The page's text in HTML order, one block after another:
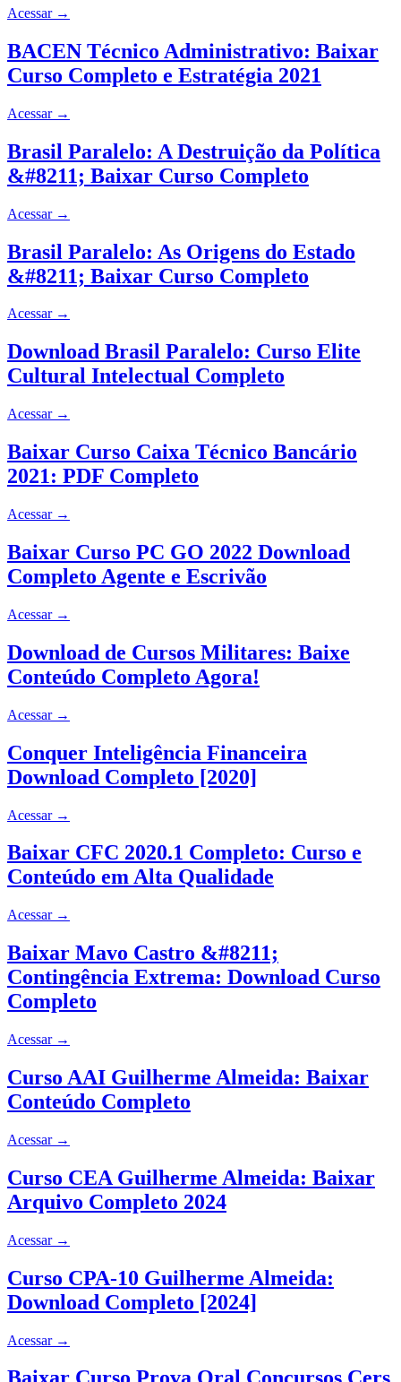
Acessar →
BACEN Técnico Administrativo: Baixar
Curso Completo e Estratégia 2021
Acessar →
Brasil Paralelo: A Destruição da Política
&#8211; Baixar Curso Completo
Acessar →
Brasil Paralelo: As Origens do Estado
&#8211; Baixar Curso Completo
Acessar →
Download Brasil Paralelo: Curso Elite
Cultural Intelectual Completo
Acessar →
Baixar Curso Caixa Técnico Bancário
2021: PDF Completo
Acessar →
Baixar Curso PC GO 2022 Download
Completo Agente e Escrivão
Acessar →
Download de Cursos Militares: Baixe
Conteúdo Completo Agora!
Acessar →
Conquer Inteligência Financeira
Download Completo [2020]
Acessar →
Baixar CFC 2020.1 Completo: Curso e
Conteúdo em Alta Qualidade
Acessar →
Baixar Mavo Castro &#8211;
Contingência Extrema: Download Curso
Completo
Acessar →
Curso AAI Guilherme Almeida: Baixar
Conteúdo Completo
Acessar →
Curso CEA Guilherme Almeida: Baixar
Arquivo Completo 2024
Acessar →
Curso CPA-10 Guilherme Almeida:
Download Completo [2024]
Acessar →